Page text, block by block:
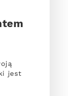
jest